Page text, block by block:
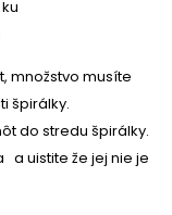
množstvo musíte
špirálky.
do stredu špirálky.
a uistite že jej nie je